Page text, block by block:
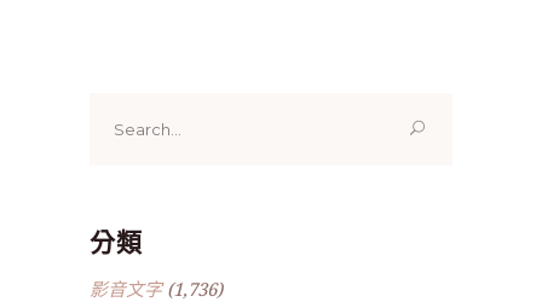
for:
分類
影音文字(1,736)